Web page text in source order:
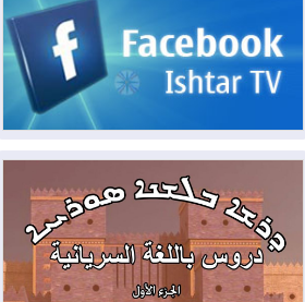
2026-08-05
حرائق فرنسا.. توقيف 402
شخص بينهم 156 قاصرا منذ بداية موسم
الحرائق
2026-08-04سومو: إنتاج النفط في إقليم
كوردستان انخفض إلى أقل من 10%
2026-08-04ملفات حقبة الكاظمي تعود إلى
الواجهة.. أنباء عن مراجعات قضائية
وتحقيقات أوسع في قضايا فساد